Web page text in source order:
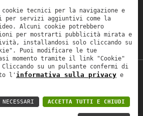
l'informativa e autorizzo il
dei miei dati personali per le
*
© 2019Astrolabio. P.IVA:
-Privacy policy B2B -Area
tecnici per la navigazione e
per servizi aggiuntivi come la
Alcuni cookie potrebbero
per mostrarti pubblicità mirata e
installandosi solo cliccando su
Puoi modificare le tue
momento tramite il link "Cookie"
su un pulsante confermi di
l' informativa sulla privacy e
ACCETTA TUTTI E CHIUDI